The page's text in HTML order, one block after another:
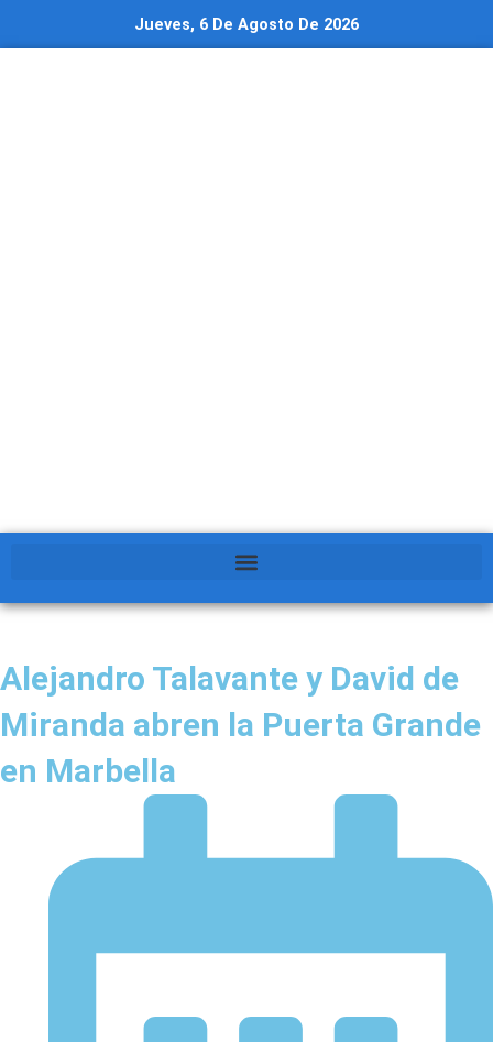
Jueves, 6 De Agosto De 2026
Alejandro Talavante y David de
Miranda abren la Puerta Grande
en Marbella